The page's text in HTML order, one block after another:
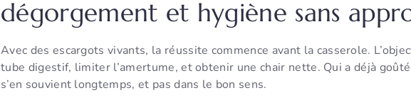
dégorgement et hygiène sans
Avec des escargots vivants, la réussite commence avant la casserole.
tube digestif, limiter l’amertume, et obtenir une chair nette. Qui a déjà
s’en souvient longtemps, et pas dans le bon sens.